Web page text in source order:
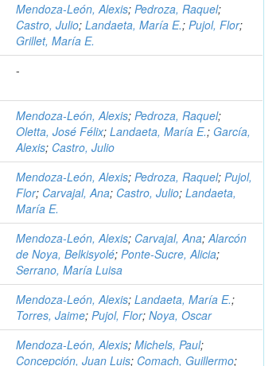
Mendoza-León, Alexis;Pedroza, Raquel;
Castro, Julio;Landaeta, María E.;Pujol, Flor;
Grillet, María E.
-
Mendoza-León, Alexis;Pedroza, Raquel;
Oletta, José Félix;Landaeta, María E.; García,
Alexis; Castro, Julio
Mendoza-León, Alexis;Pedroza, Raquel;Pujol,
Flor; Carvajal, Ana; Castro, Julio;Landaeta,
María E.
Mendoza-León, Alexis; Carvajal, Ana;Alarcón
de Noya, Belkisyolé;Ponte-Sucre, Alicia;
Serrano, María Luisa
Mendoza-León, Alexis;Landaeta, María E.;
Torres, Jaime;Pujol, Flor;Noya, Oscar
Mendoza-León, Alexis;Michels, Paul;
Concepción, Juan Luis; Comach, Guillermo;